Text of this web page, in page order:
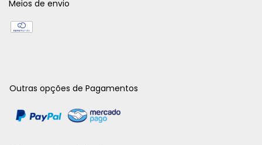
Meios de envio
Outras opções de Pagamentos